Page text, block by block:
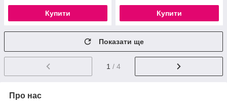
Купити Купити
Показати ще
1 / 4
Про нас